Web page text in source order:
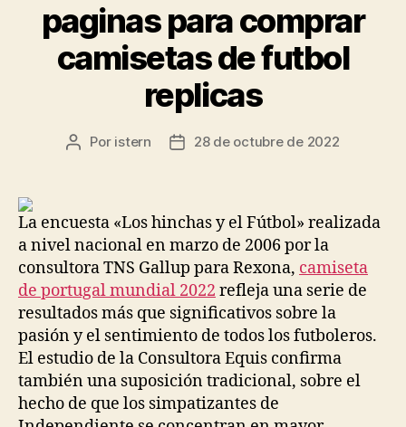
paginas para comprar
camisetas de futbol
replicas
Autor
Por istern
Fecha28 de octubre de 2022
La encuesta «Los hinchas y el Fútbol» realizada
a nivel nacional en marzo de 2006 por la
consultora TNS Gallup para Rexona, camiseta
de portugal mundial 2022 refleja una serie de
resultados más que significativos sobre la
pasión y el sentimiento de todos los futboleros.
El estudio de la Consultora Equis confirma
también una suposición tradicional, sobre el
hecho de que los simpatizantes de